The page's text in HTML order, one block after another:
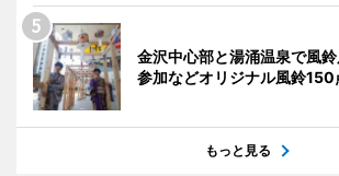
金沢中心部と湯涌温泉で風
参加などオリジナル風鈴150
もっと見る